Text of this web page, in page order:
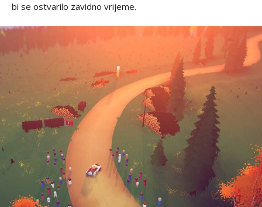
bi se ostvarilo zavidno vrijeme.